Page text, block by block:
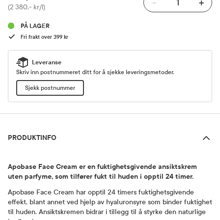
Pris
(2 380,- kr/l) - +
PÅ LAGER
Fri frakt over 399 kr
Leveranse
Skriv inn postnummeret ditt for å sjekke leveringsmetoder.
Sjekk postnummer
PRODUKTINFO
Apobase Face Cream er en fuktighetsgivende ansiktskrem
uten parfyme, som tilfører fukt til huden i opptil 24 timer.
Apobase Face Cream har opptil 24 timers fuktighetsgivende
effekt, blant annet ved hjelp av hyaluronsyre som binder fuktighet
til huden. Ansiktskremen bidrar i tillegg til å styrke den naturlige